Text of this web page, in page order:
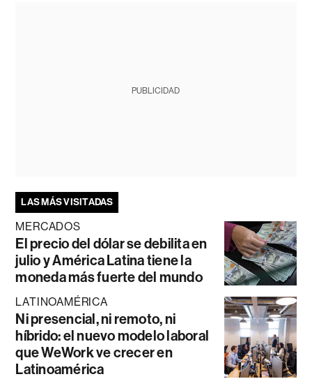
PUBLICIDAD
LAS MÁS VISITADAS
MERCADOS
El precio del dólar se debilita en
julio y América Latina tiene la
moneda más fuerte del mundo
LATINOAMÉRICA
Ni presencial, ni remoto, ni
híbrido: el nuevo modelo laboral
que WeWork ve crecer en
Latinoamérica